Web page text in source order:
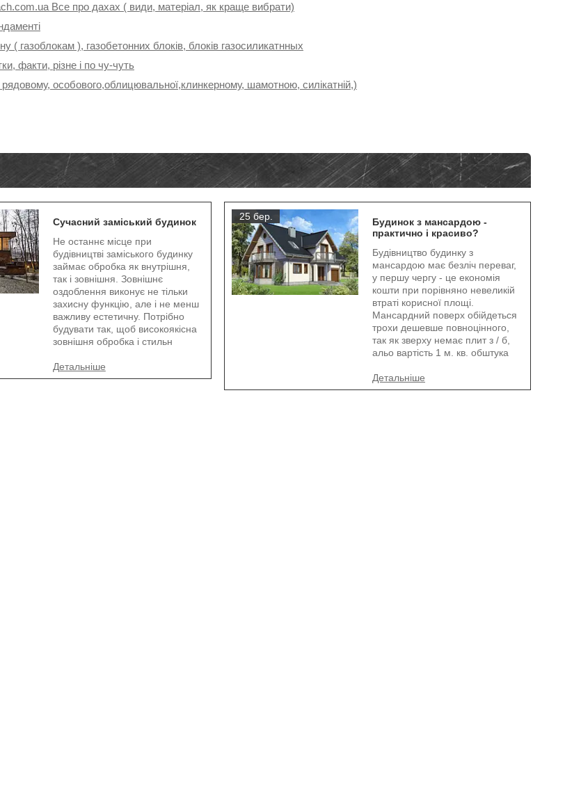
Все про дахах ( види, матеріал, як краще вибрати)
( газоблокам ), газобетонних блоків, блоків газосиликатнных
факти, різне і по чу-чуть
рядовому, особового,облицювальної,клинкерному, шамотною, силікатній,)
Сучасний заміський будинок
Не останнє місце при
будівництві заміського будинку
займає обробка як внутрішня,
так і зовнішня. Зовнішнє
оздоблення виконує не тільки
захисну функцію, але і не менш
важливу естетичну. Потрібно
будувати так, щоб високоякісна
зовнішня обробка і стильн
25 бер.
Будинок з мансардою -
практично і красиво?
Будівництво будинку з
мансардою має безліч переваг,
у першу чергу - це економія
кошти при порівняно невеликій
втраті корисної площі.
Мансардний поверх обійдеться
трохи дешевше повноцінного,
так як зверху немає плит з / б,
альо вартість 1 м. кв. обштука